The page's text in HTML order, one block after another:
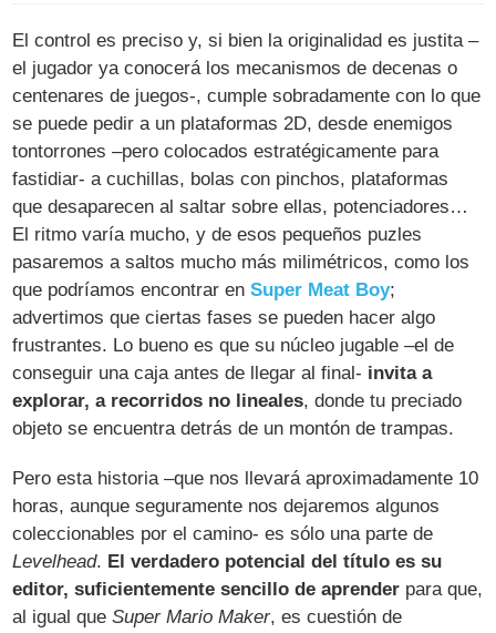
El control es preciso y, si bien la originalidad es justita –
el jugador ya conocerá los mecanismos de decenas o
centenares de juegos-, cumple sobradamente con lo que
se puede pedir a un plataformas 2D, desde enemigos
tontorrones –pero colocados estratégicamente para
fastidiar- a cuchillas, bolas con pinchos, plataformas
que desaparecen al saltar sobre ellas, potenciadores…
El ritmo varía mucho, y de esos pequeños puzles
pasaremos a saltos mucho más milimétricos, como los
que podríamos encontrar enSuper Meat Boy;
advertimos que ciertas fases se pueden hacer algo
frustrantes. Lo bueno es que su núcleo jugable –el de
conseguir una caja antes de llegar al final- invita a
explorar, a recorridos no lineales, donde tu preciado
objeto se encuentra detrás de un montón de trampas.
Pero esta historia –que nos llevará aproximadamente 10
horas, aunque seguramente nos dejaremos algunos
coleccionables por el camino- es sólo una parte de
Levelhead. El verdadero potencial del título es su
editor, suficientemente sencillo de aprender para que,
al igual queSuper Mario Maker, es cuestión de